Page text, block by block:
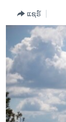
ອິດສະຫຼະພາບດ້ານ
ຊີວິດຊາວລາວ
ຊຸມຊົນຊາວລາວ
ວິທະຍາສາດ-ເທັກ
ທຸລະກິດ
ພາສາອັງກິດ
ແຊຣ໌